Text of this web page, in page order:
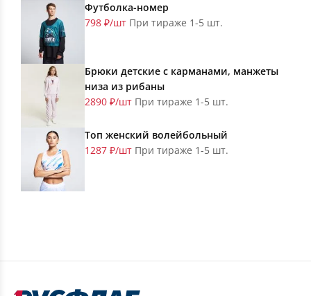
Футболка-номер
798 ₽/шт При тираже 1-5 шт.
Брюки детские с карманами, манжеты
низа из рибаны
2890 ₽/шт При тираже 1-5 шт.
Топ женский волейбольный
1287 ₽/шт При тираже 1-5 шт.